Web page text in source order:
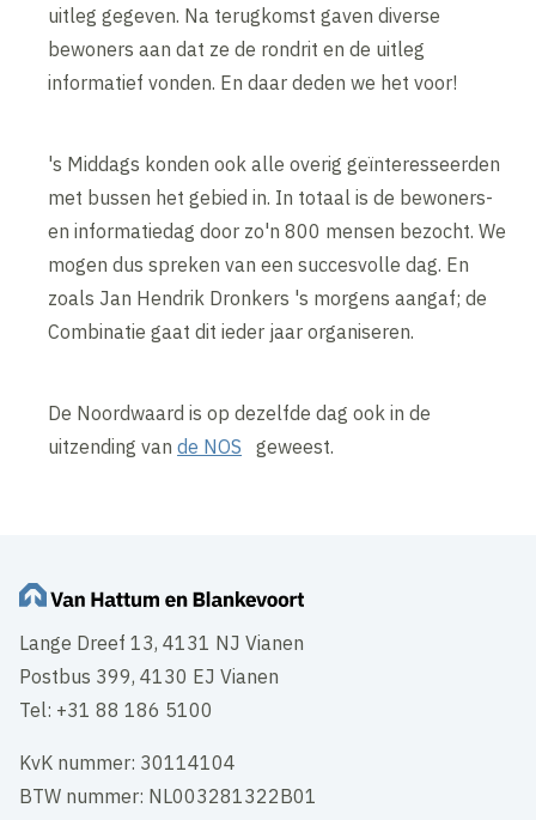
uitleg gegeven. Na terugkomst gaven diverse
bewoners aan dat ze de rondrit en de uitleg
informatief vonden. En daar deden we het voor!
's Middags konden ook alle overig geïnteresseerden
met bussen het gebied in. In totaal is de bewoners-
en informatiedag door zo'n 800 mensen bezocht. We
mogen dus spreken van een succesvolle dag. En
zoals Jan Hendrik Dronkers 's morgens aangaf; de
Combinatie gaat dit ieder jaar organiseren.
De Noordwaard is op dezelfde dag ook in de
uitzending vande NOS geweest.
Lange Dreef 13, 4131 NJ Vianen
Postbus 399, 4130 EJ Vianen
Tel: +31 88 186 5100
KvK nummer: 30114104
BTW nummer: NL003281322B01